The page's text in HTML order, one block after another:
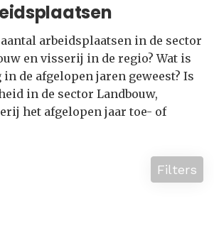
arbeidsplaatsen in de sector
en visserij in de regio? Wat is
de afgelopen jaren geweest? Is
in de sector Landbouw,
het afgelopen jaar toe- of
Filters